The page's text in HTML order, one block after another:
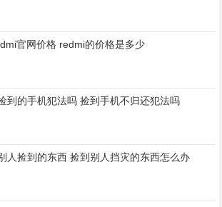
官网价格 redmi的价格是多少
到的手机犯法吗 捡到手机不归还犯法吗
人捡到的东西 捡到别人挡灾的东西怎么办